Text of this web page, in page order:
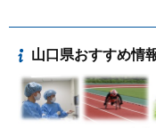
山口県おすすめ情